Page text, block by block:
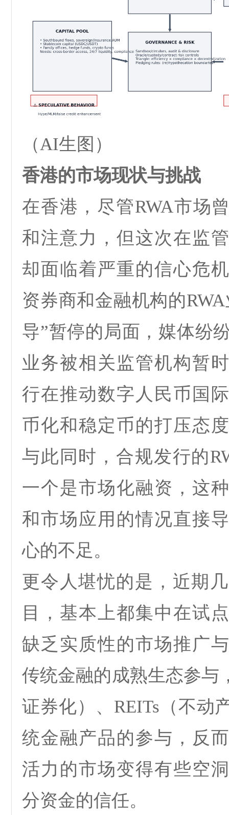
（AI生图）
香港的市场现状与挑战
在香港，尽管RWA市场
和注意力，但这次在监
却面临着严重的信心危
资券商和金融机构的RWA
导”暂停的局面 ，媒体纷
业务被相关监管机构暂
行在推动数字人民币国
币化和稳定币的打压态
与此同时， 合规发行的
一个是市场化融资 ，这
和市场应用的情况直接
心的不足。
更令人堪忧的是，近期
目，基本上都集中在试
缺乏实质性的市场推广
传统金融的成熟生态参与
证券化）、 REITs （不动
统金融产品的参与，反
活力的市场变得有些空
分资金的信任。